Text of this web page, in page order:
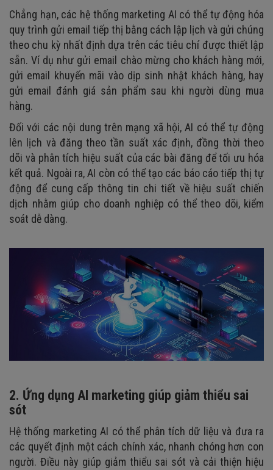
Chẳng hạn, các hệ thống marketing AI có thể tự động hóa
quy trình gửi email tiếp thị bằng cách lập lịch và gửi chúng
theo chu kỳ nhất định dựa trên các tiêu chí được thiết lập
sẵn. Ví dụ như gửi email chào mừng cho khách hàng mới,
gửi email khuyến mãi vào dịp sinh nhật khách hàng, hay
gửi email đánh giá sản phẩm sau khi người dùng mua
hàng.
Đối với các nội dung trên mạng xã hội, AI có thể tự động
lên lịch và đăng theo tần suất xác định, đồng thời theo
dõi và phân tích hiệu suất của các bài đăng để tối ưu hóa
kết quả. Ngoài ra, AI còn có thể tạo các báo cáo tiếp thị tự
động để cung cấp thông tin chi tiết về hiệu suất chiến
dịch nhằm giúp cho doanh nghiệp có thể theo dõi, kiểm
soát dễ dàng.
2. Ứng dụng AI marketing giúp giảm thiểu sai
sót
Hệ thống marketing AI có thể phân tích dữ liệu và đưa ra
các quyết định một cách chính xác, nhanh chóng hơn con
người. Điều này giúp giảm thiểu sai sót và cải thiện hiệu